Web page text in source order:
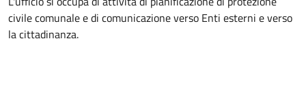
civile comunale e di comunicazione verso Enti esterni e verso
la cittadinanza.